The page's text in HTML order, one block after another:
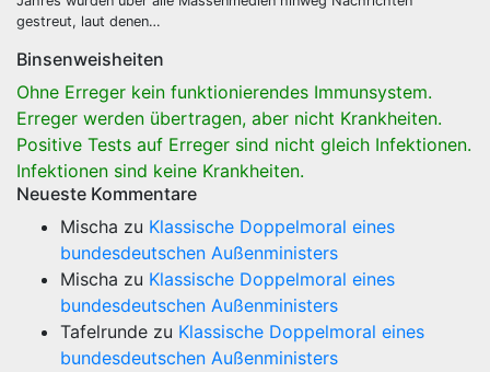
gestreut, laut denen…
Binsenweisheiten
Ohne Erreger kein funktionierendes Immunsystem.
Erreger werden übertragen, aber nicht Krankheiten.
Positive Tests auf Erreger sind nicht gleich Infektionen.
Infektionen sind keine Krankheiten.
Neueste Kommentare
Mischa zu Klassische Doppelmoral eines
bundesdeutschen Außenministers
Mischa zu Klassische Doppelmoral eines
bundesdeutschen Außenministers
Tafelrunde zu Klassische Doppelmoral eines
bundesdeutschen Außenministers